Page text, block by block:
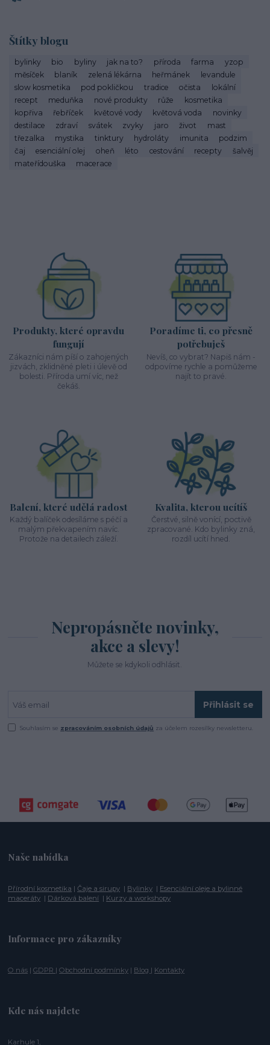
Štítky blogu
bylinky bio byliny jak na to? příroda farma
yzop
měsíček
blaník zelená lékárna heřmánek
levandule
slow kosmetika
pod pokličkou tradice očista
lokální
recept
meduňka nové produkty růže
kosmetika
kopřiva
řebříček květové vody květová voda
novinky
destilace
zdraví svátek zvyky jaro život
mast
třezalka
mystika tinktury hydroláty imunita
podzim
čaj
esenciální olej oheň léto cestování recepty
šalvěj
mateřídouška
macerace
Produkty, které opravdu
fungují
Zákazníci nám píší o zahojených
jizvách, zklidněné pleti i úlevě od
bolesti. Příroda umí víc, než
čekáš.
Poradíme ti, co přesně
potřebuješ
Nevíš, co vybrat? Napiš nám -
odpovíme rychle a pomůžeme
najít to pravé.
Balení, které udělá radost
Každý balíček odesíláme s péčí a
malým překvapením navíc.
Protože na detailech záleží.
Kvalita, kterou ucítíš
Čerstvé, silně vonící, poctivě
zpracované. Kdo bylinky zná,
rozdíl ucítí hned.
Nepropásněte novinky,
akce a slevy!
Můžete se kdykoli odhlásit.
Přihlásit se
Souhlasím se zpracováním osobních údajů za účelem rozesílky newsletteru.
Naše nabídka
Přírodní kosmetika |Čaje a sirupy | Bylinky | Esenciální oleje a bylinné
maceráty | Dárková balení | Kurzy a workshopy
Informace pro zákazníky
O nás |GDPR |Obchodní podmínky | Blog | Kontakty
Kde nás najdete
Karhule 1,